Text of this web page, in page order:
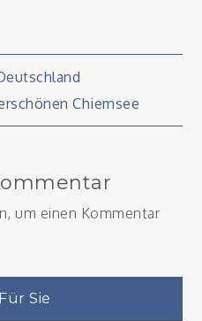
Chiemsee
um einen Kommentar
Sie